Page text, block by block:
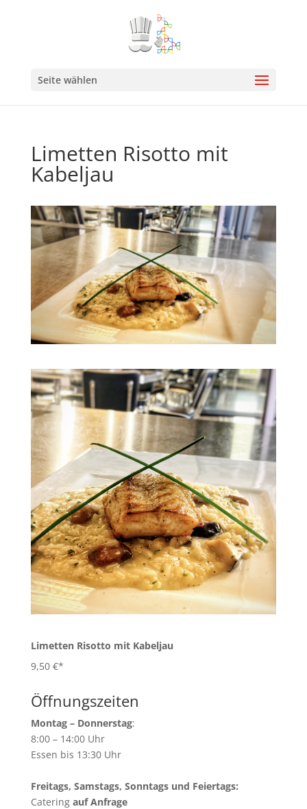
Seite wählen
Limetten Risotto mit
Kabeljau
Limetten Risotto mit Kabeljau
9,50 €*
Öffnungszeiten
Montag – Donnerstag:
8:00 – 14:00 Uhr
Essen bis 13:30 Uhr
Freitags, Samstags, Sonntags und Feiertags:
Catering auf Anfrage